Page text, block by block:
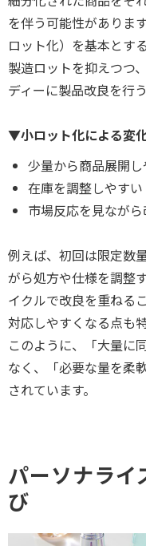
を伴う可能性がありま
ロット化）を基本とす
製造ロットを抑えつつ
ディーに製品改良を行
▼小ロット化による変
少量から商品展開
在庫を調整しやすい
市場反応を見なが
例えば、初回は限定数
がら処方や仕様を調整
イクルで改良を重ねる
対応しやすくなる点も特
このように、「大量に
なく、「必要な量を柔
されています。
パーソナライ
び